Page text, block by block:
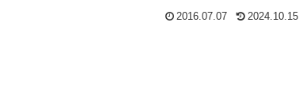
2016.07.07 2024.10.15